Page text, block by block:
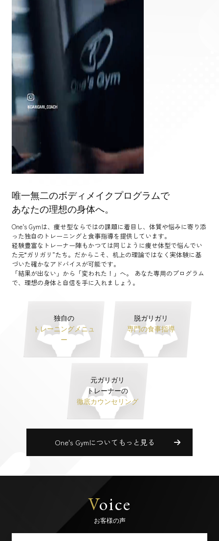
唯一無二のボディメイクプログラムで
あなたの理想の身体へ。
One’s Gymは、痩せ型ならではの課題に着目し、体質や悩みに寄り添
った独自のトレーニングと食事指導を提供しています。
経験豊富なトレーナー陣もかつては同じように痩せ体型で悩んでい
た元“ガリガリ”たち。だからこそ、机上の理論ではなく実体験に基
づいた確かなアドバイスが可能です。
「結果が出ない」から「変われた！」へ。 あなた専用のプログラム
で、理想の身体と自信を手に入れましょう。
独自の
トレーニングメニュ
ー
脱ガリガリ
専門の食事指導
元ガリガリ
トレーナーの
徹底カウンセリング
One's Gymについてもっと見る
Voice
お客様の声